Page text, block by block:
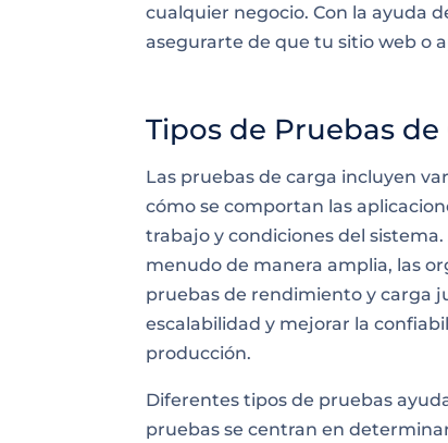
cualquier negocio. Con la ayuda
asegurarte de que tu sitio web o
Tipos de Pruebas de
Las pruebas de carga incluyen
cómo se comportan las
trabajo y condiciones del
menudo de manera amplia, las
pruebas de rendimiento y carga
escalabilidad y mejorar la
producción.
Diferentes tipos de pruebas
pruebas se centran en